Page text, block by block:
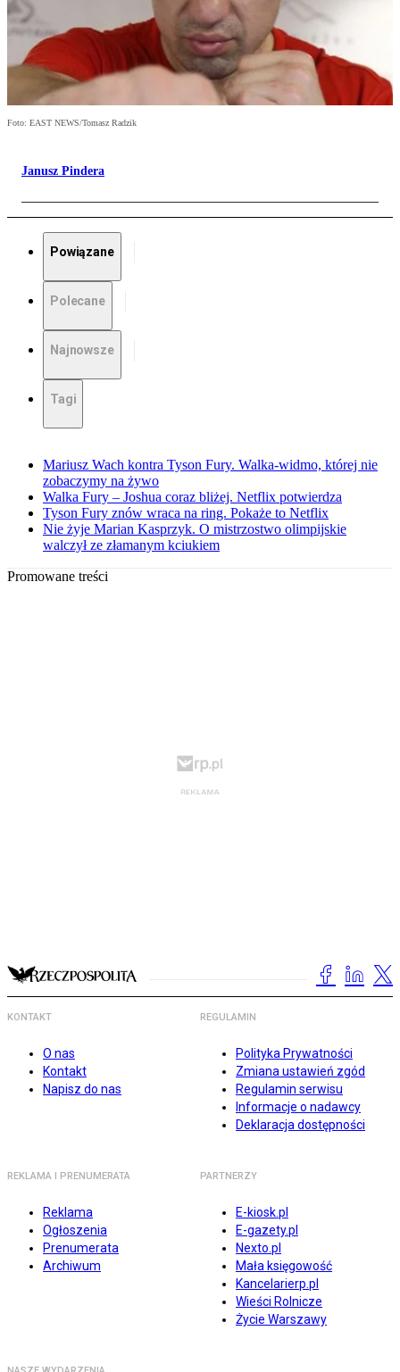
Foto: EAST NEWS/Tomasz Radzik
Janusz Pindera
Powiązane
Polecane
Najnowsze
Tagi
Mariusz Wach kontra Tyson Fury. Walka-widmo, której nie
zobaczymy na żywo
Walka Fury – Joshua coraz bliżej. Netflix potwierdza
Tyson Fury znów wraca na ring. Pokaże to Netflix
Nie żyje Marian Kasprzyk. O mistrzostwo olimpijskie
walczył ze złamanym kciukiem
Promowane treści
KONTAKT
O nas
Kontakt
Napisz do nas
REGULAMIN
Polityka Prywatności
Zmiana ustawień zgód
Regulamin serwisu
Informacje o nadawcy
Deklaracja dostępności
REKLAMA I PRENUMERATA
Reklama
Ogłoszenia
Prenumerata
Archiwum
PARTNERZY
E-kiosk.pl
E-gazety.pl
Nexto.pl
Mała księgowość
Kancelarierp.pl
Wieści Rolnicze
Życie Warszawy